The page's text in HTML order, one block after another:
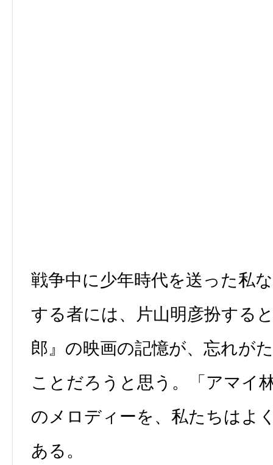
戦争中に少年時代を送った私
する者には、片山明彦扮する
郎』の映画の記憶が、忘れが
ことだろうと思う。「アマイ
のメロディーを、私たちはよ
ある。